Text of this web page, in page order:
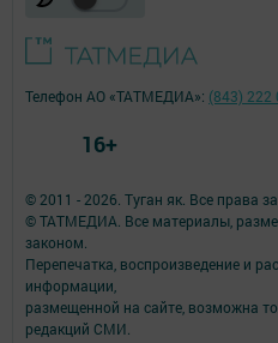
© 2011 - 2026. Туган як. Все права
© ТАТМЕДИА. Все материалы,
законом.
Перепечатка, воспроизведение и
информации,
размещенной на сайте, возможна
редакций СМИ.
Телефон АО «ТАТМЕДИА»: (843) 222
16+